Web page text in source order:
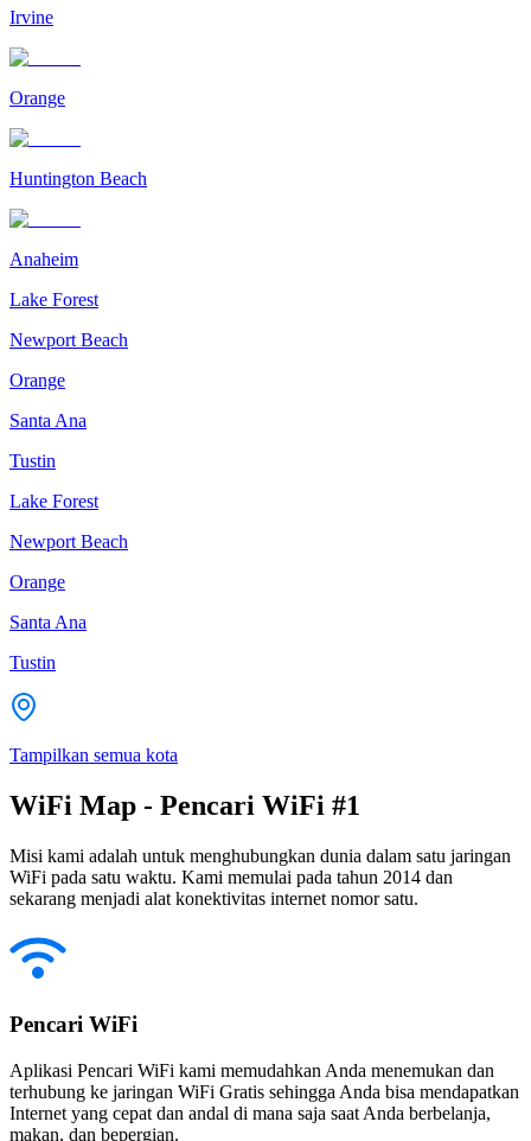
Irvine
Orange
Huntington Beach
Anaheim
Lake Forest
Newport Beach
Orange
Santa Ana
Tustin
Lake Forest
Newport Beach
Orange
Santa Ana
Tustin
Tampilkan semua kota
WiFi Map - Pencari WiFi #1
Misi kami adalah untuk menghubungkan dunia dalam satu jaringan
WiFi pada satu waktu. Kami memulai pada tahun 2014 dan
sekarang menjadi alat konektivitas internet nomor satu.
Pencari WiFi
Aplikasi Pencari WiFi kami memudahkan Anda menemukan dan
terhubung ke jaringan WiFi Gratis sehingga Anda bisa mendapatkan
Internet yang cepat dan andal di mana saja saat Anda berbelanja,
makan, dan bepergian.